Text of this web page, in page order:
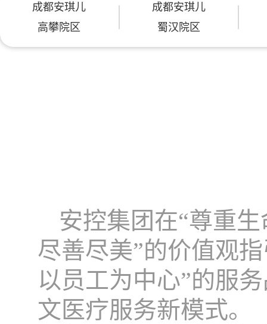
成都安琪儿
高攀院区
成都安琪儿
蜀汉院区
安控集团在“尊重
尽善尽美”的价值观
以员工为中心”的服
文医疗服务新模式。